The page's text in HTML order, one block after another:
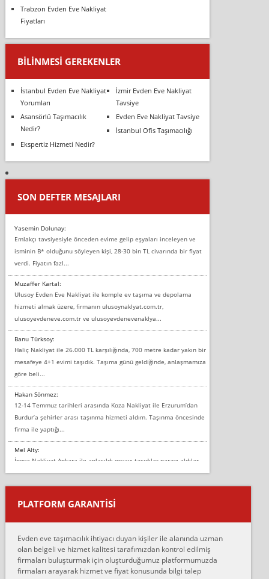
Trabzon Evden Eve Nakliyat
Fiyatları
BILINMESI GEREKENLER
İstanbul Evden Eve Nakliyat
Yorumları
İzmir Evden Eve Nakliyat
Tavsiye
Asansörlü Taşımacılık
Nedir?
Evden Eve Nakliyat Tavsiye
İstanbul Ofis Taşımacılığı
Ekspertiz Hizmeti Nedir?
SON DEFTER MESAJLARI
Yasemin Dolunay:
Emlakçı tavsiyesiyle önceden evime gelip eşyaları inceleyen ve
isminin B* olduğunu söyleyen kişi, 28-30 bin TL civarında bir fiyat
verdi. Fiyatın fazl...
Muzaffer Kartal:
Ulusoy Evden Eve Nakliyat ile komple ev taşıma ve depolama
hizmeti almak üzere, firmanın ulusoynaklyat.com.tr,
ulusoyevdeneve.com.tr ve ulusoyevdenevenaklya...
Banu Türksoy:
Haliç Nakliyat ile 26.000 TL karşılığında, 700 metre kadar yakın bir
mesafeye 4+1 evimi taşıdık. Taşıma günü geldiğinde, anlaşmamıza
göre beli...
Hakan Sönmez:
12-14 Temmuz tarihleri arasında Koza Nakliyat ile Erzurum’dan
Burdur’a şehirler arası taşınma hizmeti aldım. Taşınma öncesinde
firma ile yaptığı...
Mel Alty:
İnova Nakliyat Ankara ile anlaşıldı eşyayı taşıdılar parayı aldılar.
Salon duvarına bir baktım birisi boydan alüminyum renkli bantı
yapıştırm...
Murat:
çalıştıklarını, müş...
Ahmet:
Lüleburgaz güngünes evden eve naklyat eşyalarımı taşımak için
PLATFORM GARANTİSİ
Evden eve taşımacılık ihtiyacı duyan kişiler ile alanında uzman
olan belgeli ve hizmet kalitesi tarafımızdan kontrol edilmiş
firmaları buluşturmak için oluşturduğumuz platformumuzda
firmaları arayarak hizmet ve fiyat konusunda bilgi talep